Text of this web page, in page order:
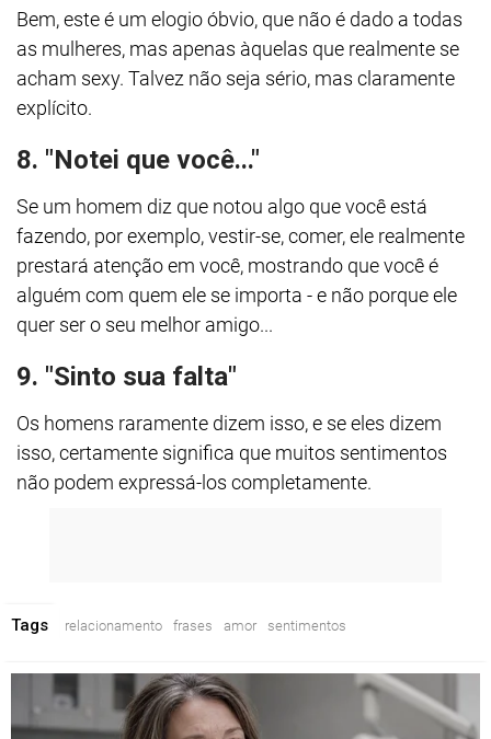
Bem, este é um elogio óbvio, que não é dado a todas
as mulheres, mas apenas àquelas que realmente se
acham sexy. Talvez não seja sério, mas claramente
explícito.
8. "Notei que você..."
Se um homem diz que notou algo que você está
fazendo, por exemplo, vestir-se, comer, ele realmente
prestará atenção em você, mostrando que você é
alguém com quem ele se importa - e não porque ele
quer ser o seu melhor amigo...
9. "Sinto sua falta"
Os homens raramente dizem isso, e se eles dizem
isso, certamente significa que muitos sentimentos
não podem expressá-los completamente.
Tags relacionamento frases amor sentimentos